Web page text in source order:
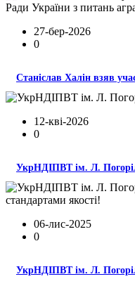
27-бер-2026
0
Станіслав Халін взяв
12-кві-2026
0
УкрНДІПВТ ім. Л.
06-лис-2025
0
УкрНДІПВТ ім. Л.